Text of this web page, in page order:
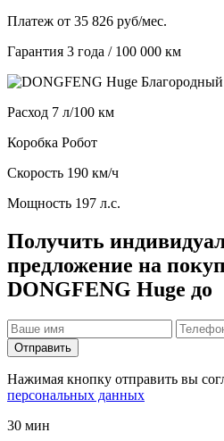
Платеж от 35 826 руб/мес.
Гарантия 3 года / 100 000 км
Расход 7 л/100 км
Коробка Робот
Скорость 190 км/ч
Мощность 197 л.с.
Получить
предложение на
DONGFENG Huge до
Отправить
Нажимая кнопку отправить вы
персональных данных
30 мин